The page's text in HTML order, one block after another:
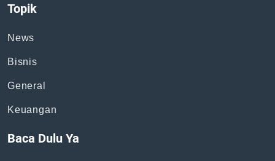
Topik
News
Bisnis
General
Keuangan
Baca Dulu Ya